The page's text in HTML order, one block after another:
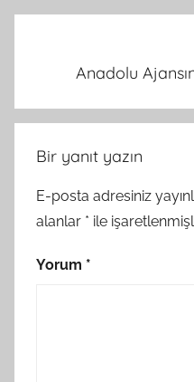
Anadolu
Bir yanıt yazın
E-posta adresiniz
alanlar * ile
Yorum *